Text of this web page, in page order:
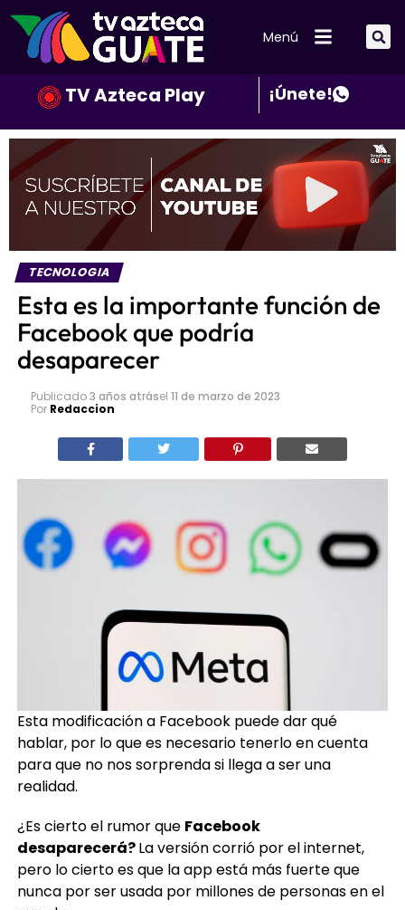
Menú
TV Azteca Play ¡Únete!
TECNOLOGIA
Esta es la importante función de
Facebook que podría
desaparecer
Publicado3 años atrásel
Redaccion
Esta modificación a Facebook puede dar qué
hablar, por lo que es necesario tenerlo en cuenta
para que no nos sorprenda si llega a ser una
realidad.
¿Es cierto el rumor que
desaparecerá?
La versión corrió por el internet,
pero lo cierto es que la app está más fuerte que
nunca por ser usada por millones de personas en el
mundo.